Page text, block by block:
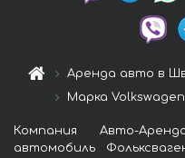
Аренда авто в
Марка Volkswagen
Компания Авто-
автомобиль